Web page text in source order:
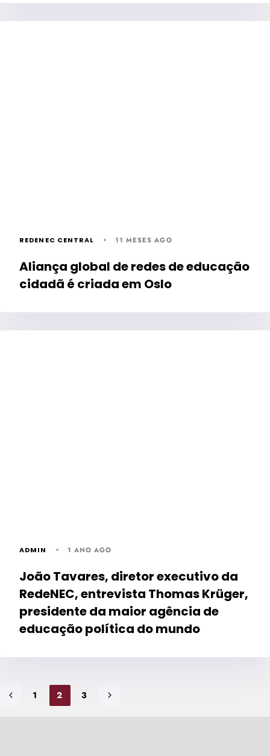
REDENEC CENTRAL 11 MESES AGO
Aliança global de redes de educação
cidadã é criada em Oslo
ADMIN 1 ANO AGO
João Tavares, diretor executivo da
RedeNEC, entrevista Thomas Krüger,
presidente da maior agência de
educação política do mundo
1 2 3